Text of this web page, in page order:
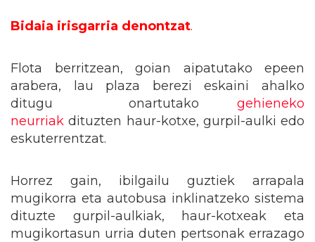
Bidaia irisgarria denontzat.
Flota berritzean, goian aipatutako epeen
arabera, lau plaza berezi eskaini ahalko
ditugu onartutako gehieneko
neurriak dituzten haur-kotxe, gurpil-aulki edo
eskuterrentzat.
Horrez gain, ibilgailu guztiek arrapala
mugikorra eta autobusa inklinatzeko sistema
dituzte gurpil-aulkiak, haur-kotxeak eta
mugikortasun urria duten pertsonak errazago